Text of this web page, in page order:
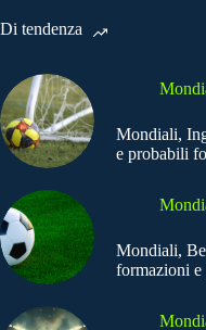
Di tendenza
Mondiali,
e probabili
Mondiali,
formazioni e